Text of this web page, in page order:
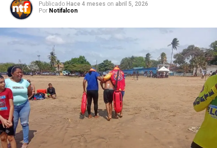
Publicado Hace 4 meses on abril 5, 2026
Por Notifalcon